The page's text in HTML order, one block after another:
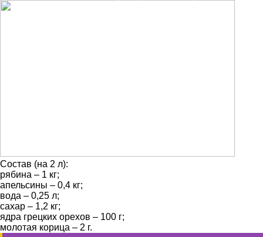
Состав (на 2 л):
рябина – 1 кг;
апельсины – 0,4 кг;
вода – 0,25 л;
сахар – 1,2 кг;
ядра грецких орехов – 100 г;
молотая корица – 2 г.